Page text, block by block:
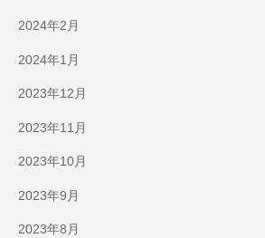
2024年2月
2024年1月
2023年12月
2023年11月
2023年10月
2023年9月
2023年8月